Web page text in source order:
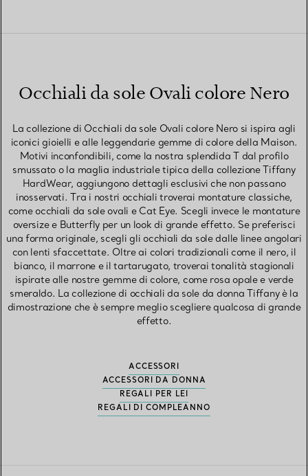
Occhiali da sole Ovali colore Nero
La collezione di Occhiali da sole Ovali colore Nero si ispira agli
iconici gioielli e alle leggendarie gemme di colore della Maison.
Motivi inconfondibili, come la nostra splendida T dal profilo
smussato o la maglia industriale tipica della collezione Tiffany
HardWear, aggiungono dettagli esclusivi che non passano
inosservati. Tra i nostri occhiali troverai montature classiche,
come occhiali da sole ovali e Cat Eye. Scegli invece le montature
oversize e Butterfly per un look di grande effetto. Se preferisci
una forma originale, scegli gli occhiali da sole dalle linee angolari
con lenti sfaccettate. Oltre ai colori tradizionali come il nero, il
bianco, il marrone e il tartarugato, troverai tonalità stagionali
ispirate alle nostre gemme di colore, come rosa opale e verde
smeraldo. La collezione di occhiali da sole da donna Tiffany è la
dimostrazione che è sempre meglio scegliere qualcosa di grande
effetto.
ACCESSORI
ACCESSORI DA DONNA
REGALI PER LEI
REGALI DI COMPLEANNO